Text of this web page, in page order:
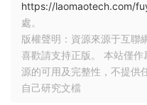
https://laomaotech.com/
處。
版權聲明：資源來源于互聯
喜歡請支持正版。 本站僅
源的可用及完整性，不提供
自己研究文檔